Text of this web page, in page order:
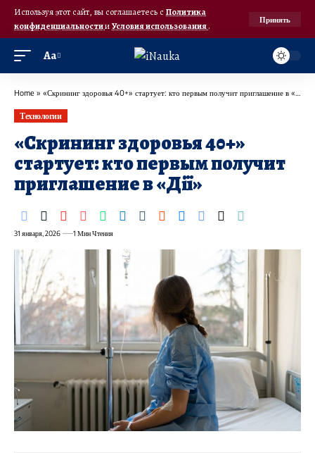
Используя этот сайт, вы соглашаетесь с Политика
конфиденциальностииУсловия использования.
Принять
Аа
Home » «Скрининг здоровья 40+» стартует: кто первым получит приглашение в «Дії»
Технологии
«Скрининг здоровья 40+»
стартует: кто первым получит
приглашение в «Дії»
31 января, 2026 1 Мин Чтения